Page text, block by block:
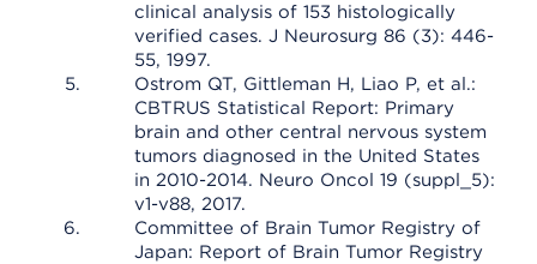
clinical analysis of 153 histologically
verified cases. J Neurosurg 86 (3): 446-
55, 1997.
Ostrom QT, Gittleman H, Liao P, et al.:
CBTRUS Statistical Report: Primary
brain and other central nervous system
tumors diagnosed in the United States
in 2010-2014. Neuro Oncol 19 (suppl_5):
v1-v88, 2017.
Committee of Brain Tumor Registry of
Japan: Report of Brain Tumor Registry